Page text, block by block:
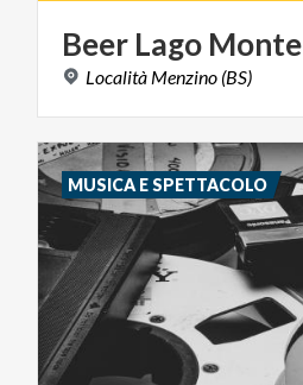
Beer Lago Monte
Località Menzino (BS)
MUSICA E SPETTACOLO